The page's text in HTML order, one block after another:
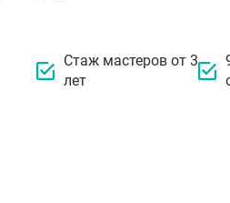
Стаж мастеров от 3
лет